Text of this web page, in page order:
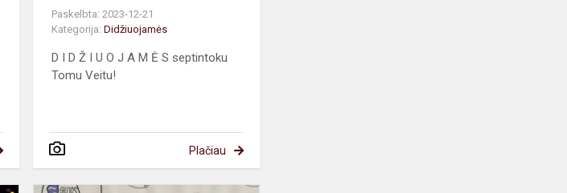
Paskelbta: 2023-12-21
Kategorija:Didžiuojamės
D I D Ž I U O J A M Ė S septintoku
Tomu Veitu!
Plačiau